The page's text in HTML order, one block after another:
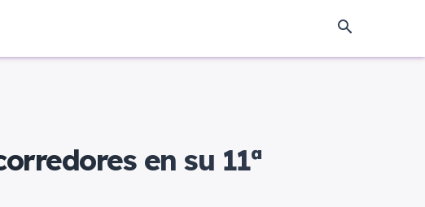
en su 11ª